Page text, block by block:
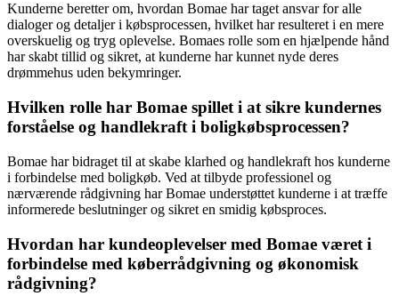
Kunderne beretter om, hvordan Bomae har taget ansvar for alle
dialoger og detaljer i købsprocessen, hvilket har resulteret i en mere
overskuelig og tryg oplevelse. Bomaes rolle som en hjælpende hånd
har skabt tillid og sikret, at kunderne har kunnet nyde deres
drømmehus uden bekymringer.
Hvilken rolle har Bomae spillet i at sikre kundernes
forståelse og handlekraft i boligkøbsprocessen?
Bomae har bidraget til at skabe klarhed og handlekraft hos kunderne
i forbindelse med boligkøb. Ved at tilbyde professionel og
nærværende rådgivning har Bomae understøttet kunderne i at træffe
informerede beslutninger og sikret en smidig købsproces.
Hvordan har kundeoplevelser med Bomae været i
forbindelse med køberrådgivning og økonomisk
rådgivning?